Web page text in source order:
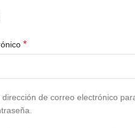
*
de correo electrónico